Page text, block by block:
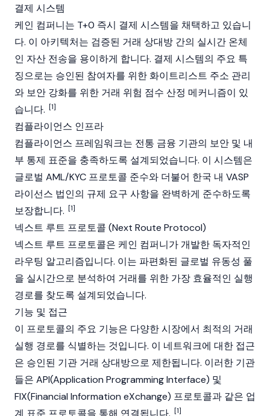
결제 시스템
케인 컴퍼니는 T+0 즉시 결제 시스템을 채택하고 있습니
다. 이 아키텍처는 검증된 거래 상대방 간의 실시간 온체
인 자산 전송을 용이하게 합니다. 결제 시스템의 주요 특
징으로는 승인된 참여자를 위한 화이트리스트 주소 관리
와 보안 강화를 위한 거래 위험 점수 산정 메커니즘이 있
습니다. [1]
컴플라이언스 인프라
컴플라이언스 프레임워크는 전통 금융 기관의 보안 및 내
부 통제 표준을 충족하도록 설계되었습니다. 이 시스템은
글로벌 AML/KYC 프로토콜 준수와 더불어 한국 내 VASP
라이선스 법인의 규제 요구 사항을 완벽하게 준수하도록
보장합니다. [1]
넥스트 루트 프로토콜 (Next Route Protocol)
넥스트 루트 프로토콜은 케인 컴퍼니가 개발한 독자적인
라우팅 알고리즘입니다. 이는 파편화된 글로벌 유동성 풀
을 실시간으로 분석하여 거래를 위한 가장 효율적인 실행
경로를 찾도록 설계되었습니다.
기능 및 접근
이 프로토콜의 주요 기능은 다양한 시장에서 최적의 거래
실행 경로를 식별하는 것입니다. 이 네트워크에 대한 접근
은 승인된 기관 거래 상대방으로 제한됩니다. 이러한 기관
들은 API(Application Programming Interface) 및
FIX(Financial Information eXchange) 프로토콜과 같은 업
계 표준 프로토콜을 통해 연결됩니다. [1]